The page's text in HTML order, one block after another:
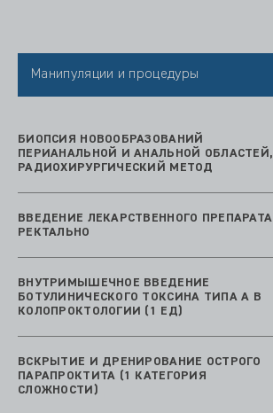
Манипуляции и процедуры
БИОПСИЯ НОВООБРАЗОВАНИЙ
ПЕРИАНАЛЬНОЙ И АНАЛЬНОЙ ОБЛАСТЕЙ,
РАДИОХИРУРГИЧЕСКИЙ МЕТОД
ВВЕДЕНИЕ ЛЕКАРСТВЕННОГО ПРЕПАРАТА
РЕКТАЛЬНО
ВНУТРИМЫШЕЧНОЕ ВВЕДЕНИЕ
БОТУЛИНИЧЕСКОГО ТОКСИНА ТИПА А В
КОЛОПРОКТОЛОГИИ (1 ЕД)
ВСКРЫТИЕ И ДРЕНИРОВАНИЕ ОСТРОГО
ПАРАПРОКТИТА (1 КАТЕГОРИЯ
СЛОЖНОСТИ)